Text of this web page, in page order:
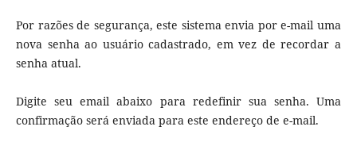
Por razões de segurança, este sistema envia por e-mail uma
nova senha ao usuário cadastrado, em vez de recordar a
senha atual.
Digite seu email abaixo para redefinir sua senha. Uma
confirmação será enviada para este endereço de e-mail.